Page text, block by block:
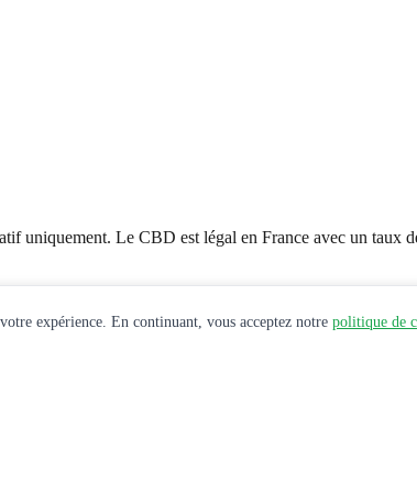
uniquement. Le CBD est légal en France avec un taux
de santé avant toute utilisation de produits CBD.
expérience. En continuant, vous acceptez notre politique de